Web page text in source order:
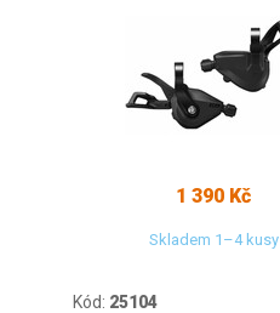
1 390 Kč
Skladem 1–4 kusy
Kód: 25104